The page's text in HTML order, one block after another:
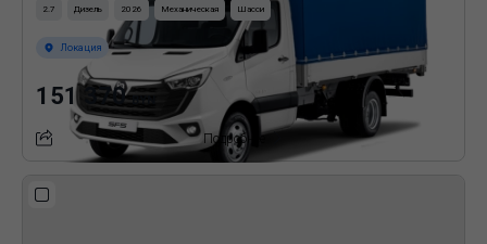
2.7 Дизель 2026 Механическая Шасси
Локация
151 370 BYN
Подробнее